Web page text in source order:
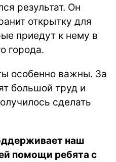
результат. Он
открытку для
приедут к нему в
города.
особенно важны. За
большой труд и
сделать
наш
помощи ребята с